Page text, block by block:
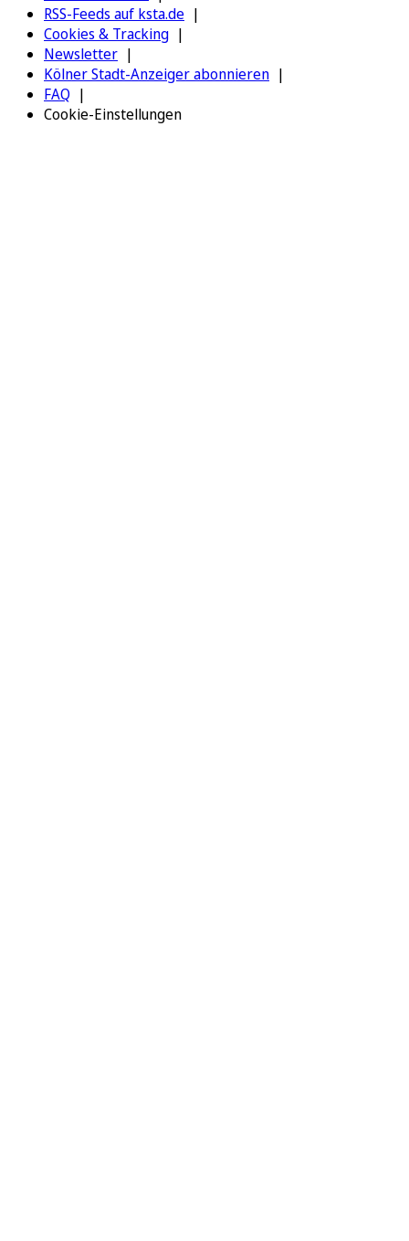
RSS-Feeds auf ksta.de
Cookies & Tracking
Newsletter
Kölner Stadt-Anzeiger abonnieren
FAQ
Cookie-Einstellungen